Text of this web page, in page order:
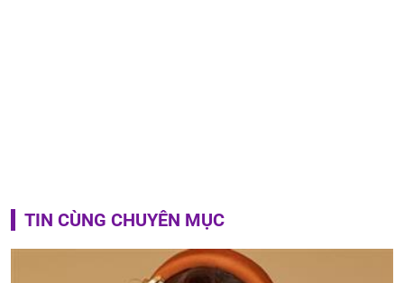
TIN CÙNG CHUYÊN MỤC